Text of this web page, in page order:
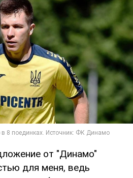
от "Динамо"
для меня, ведь